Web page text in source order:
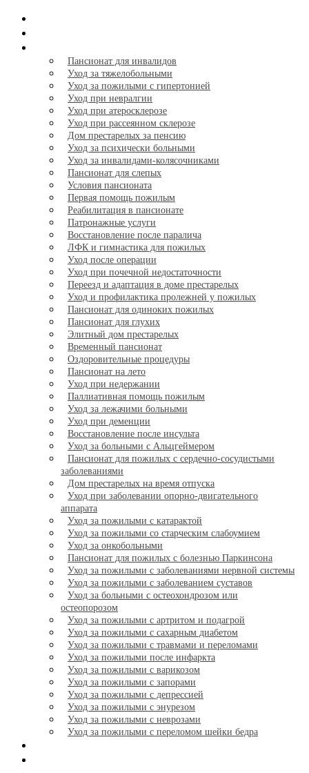
Пансионат для инвалидов
Уход за тяжелобольными
Уход за пожилыми с гипертонией
Уход при невралгии
Уход при атеросклерозе
Уход при рассеянном склерозе
Дом престарелых за пенсию
Уход за психически больными
Уход за инвалидами-колясочниками
Пансионат для слепых
Условия пансионата
Первая помощь пожилым
Реабилитация в пансионате
Патронажные услуги
Восстановление после паралича
ЛФК и гимнастика для пожилых
Уход после операции
Уход при почечной недостаточности
Переезд и адаптация в доме престарелых
Уход и профилактика пролежней у пожилых
Пансионат для одиноких пожилых
Пансионат для глухих
Элитный дом престарелых
Временный пансионат
Оздоровительные процедуры
Пансионат на лето
Уход при недержании
Паллиативная помощь пожилым
Уход за лежачими больными
Уход при деменции
Восстановление после инсульта
Уход за больными с Альцгеймером
Пансионат для пожилых с сердечно-сосудистыми
заболеваниями
Дом престарелых на время отпуска
Уход при заболевании опорно-двигательного
аппарата
Уход за пожилыми с катарактой
Уход за пожилыми со старческим слабоумием
Уход за онкобольными
Пансионат для пожилых с болезнью Паркинсона
Уход за пожилыми с заболеваниями нервной системы
Уход за пожилыми с заболеванием суставов
Уход за больными с остеохондрозом или
остеопорозом
Уход за пожилыми с артритом и подагрой
Уход за пожилыми с сахарным диабетом
Уход за пожилыми с травмами и переломами
Уход за пожилыми после инфаркта
Уход за пожилыми с варикозом
Уход за пожилыми с запорами
Уход за пожилыми с депрессией
Уход за пожилыми с энурезом
Уход за пожилыми с неврозами
Уход за пожилыми с переломом шейки бедра